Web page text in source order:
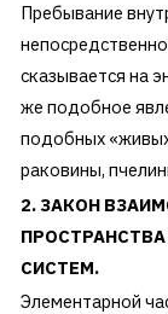
Пребывание
сказывается на
же подобное
подобных
раковины,
2. ЗАКОН
СИСТЕМ.
Элементарной